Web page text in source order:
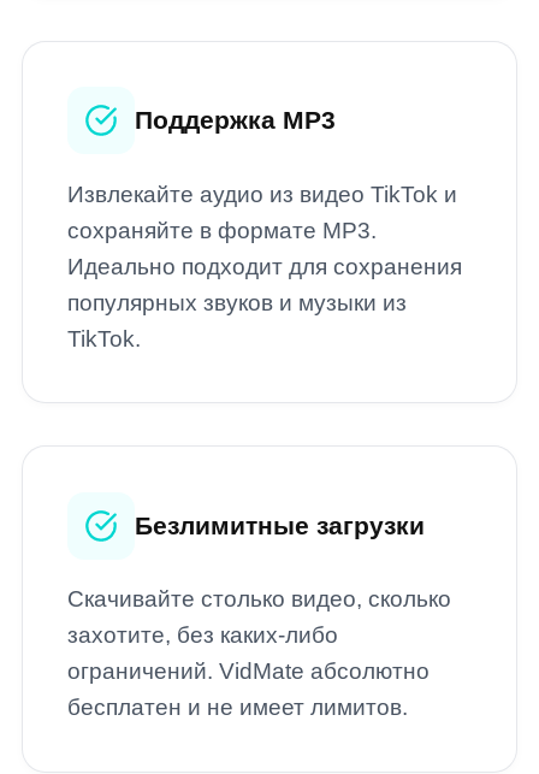
Поддержка MP3
Извлекайте аудио из видео TikTok и
сохраняйте в формате MP3.
Идеально подходит для сохранения
популярных звуков и музыки из
TikTok.
Безлимитные загрузки
Скачивайте столько видео, сколько
захотите, без каких-либо
ограничений. VidMate абсолютно
бесплатен и не имеет лимитов.